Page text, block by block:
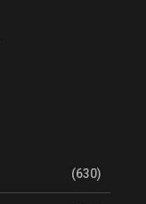
(630)